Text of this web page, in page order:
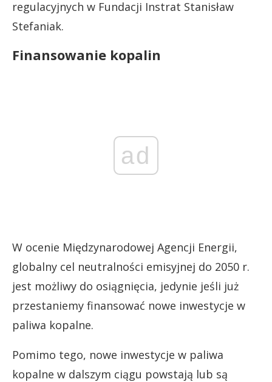
regulacyjnych w Fundacji Instrat Stanisław
Stefaniak.
Finansowanie kopalin
ad
W ocenie Międzynarodowej Agencji Energii,
globalny cel neutralności emisyjnej do 2050 r.
jest możliwy do osiągnięcia, jedynie jeśli już
przestaniemy finansować nowe inwestycje w
paliwa kopalne.
Pomimo tego, nowe inwestycje w paliwa
kopalne w dalszym ciągu powstają lub są